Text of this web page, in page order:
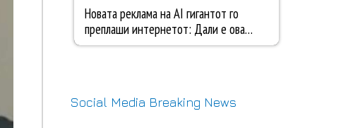
Social Media Breaking News